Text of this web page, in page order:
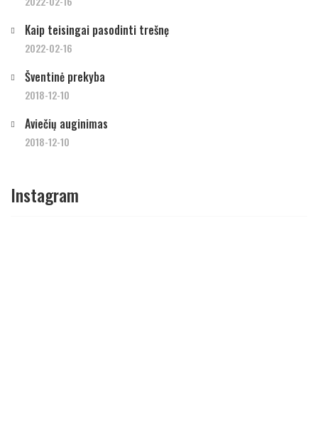
Kaip teisingai pasodinti trešnę
2022-02-16
Šventinė prekyba
2018-12-10
Aviečių auginimas
2018-12-10
Instagram